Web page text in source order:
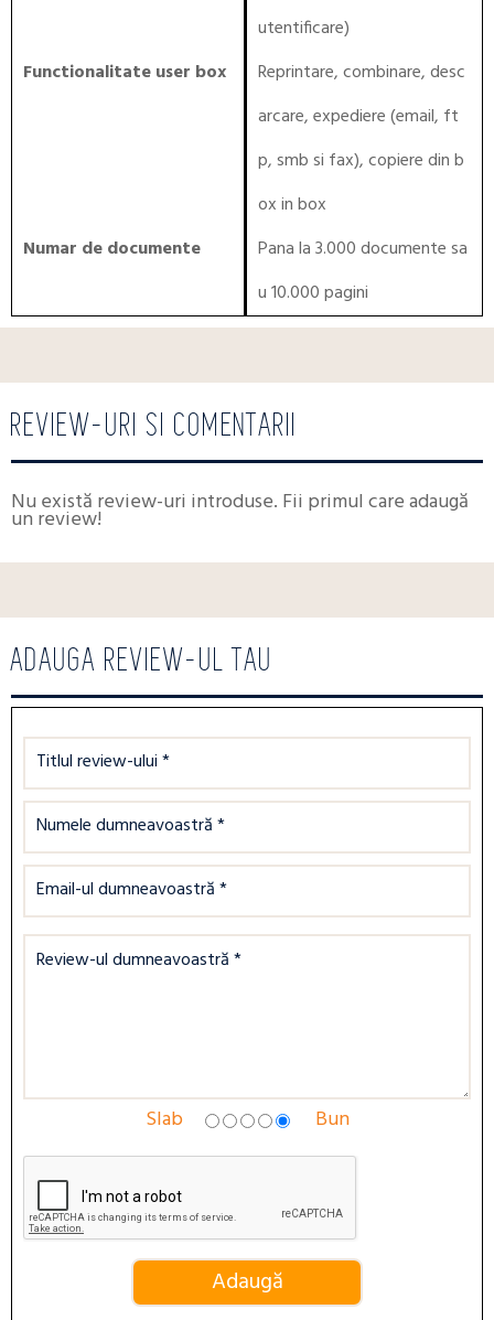
utentificare)
Functionalitate user box
Reprintare, combinare, desc
arcare, expediere (email, ft
p, smb si fax), copiere din b
ox in box
Numar de documente
Pana la 3.000 documente sa
u 10.000 pagini
REVIEW-URI SI COMENTARII
Nu există review-uri introduse. Fii primul care adaugă
un review!
ADAUGA REVIEW-UL TAU
Slab Bun